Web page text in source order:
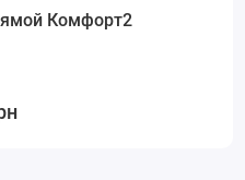
Комфорт2